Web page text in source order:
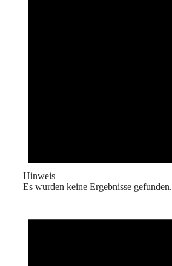
Hinweis
Es wurden keine Ergebnisse gefunden.